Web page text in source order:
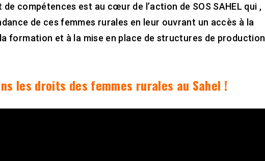
compétences est au cœur de l’action de SOS SAHEL qui ,
de ces femmes rurales en leur ouvrant un accès à la
formation et à la mise en place de structures de production
les droits des femmes rurales au Sahel !